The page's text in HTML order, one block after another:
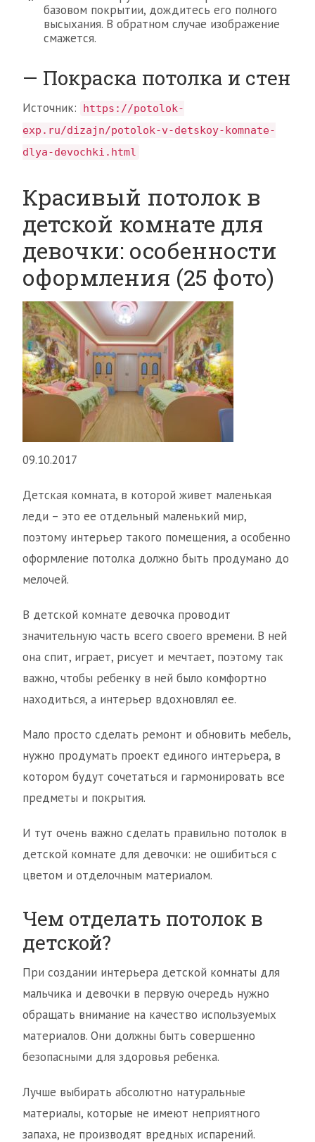
базовом покрытии, дождитесь его полного
высыхания. В обратном случае изображение
смажется.
— Покраска потолка и стен
Источник:
https://potolok-
exp.ru/dizajn/potolok-v-detskoy-komnate-
dlya-devochki.html
Красивый потолок в
детской комнате для
девочки: особенности
оформления (25 фото)
09.10.2017
Детская комната, в которой живет маленькая
леди – это ее отдельный маленький мир,
поэтому интерьер такого помещения, а особенно
оформление потолка должно быть продумано до
мелочей.
В детской комнате девочка проводит
значительную часть всего своего времени. В ней
она спит, играет, рисует и мечтает, поэтому так
важно, чтобы ребенку в ней было комфортно
находиться, а интерьер вдохновлял ее.
Мало просто сделать ремонт и обновить мебель,
нужно продумать проект единого интерьера, в
котором будут сочетаться и гармонировать все
предметы и покрытия.
И тут очень важно сделать правильно потолок в
детской комнате для девочки: не ошибиться с
цветом и отделочным материалом.
Чем отделать потолок в
детской?
При создании интерьера детской комнаты для
мальчика и девочки в первую очередь нужно
обращать внимание на качество используемых
материалов. Они должны быть совершенно
безопасными для здоровья ребенка.
Лучше выбирать абсолютно натуральные
материалы, которые не имеют неприятного
запаха, не производят вредных испарений.